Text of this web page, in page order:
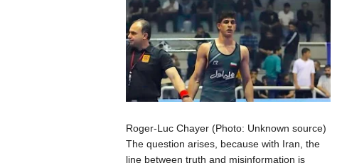
Roger-Luc Chayer (Photo: Unknown source)
The question arises, because with Iran, the
line between truth and misinformation is